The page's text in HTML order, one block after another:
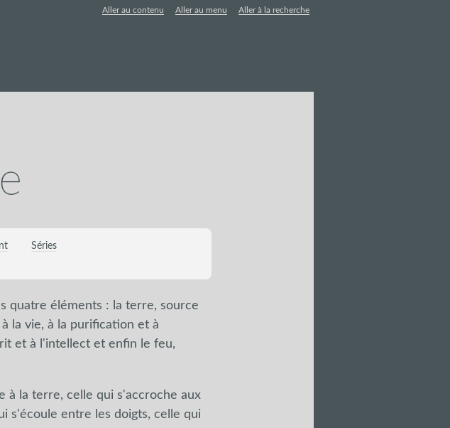
Aller au contenu Aller au menu Aller à la recherche
Séries
quatre éléments : la terre, source
la vie, à la purification et à
et à l'intellect et enfin le feu,
à la terre, celle qui s'accroche aux
s'écoule entre les doigts, celle qui